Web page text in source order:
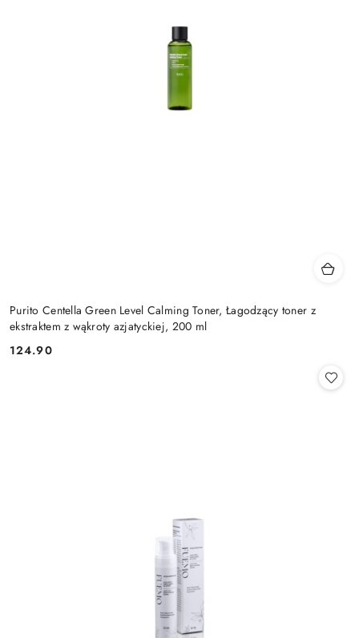
Purito Centella Green Level Calming Toner, Łagodzący toner z
ekstraktem z wąkroty azjatyckiej, 200 ml
Cena:
124.90